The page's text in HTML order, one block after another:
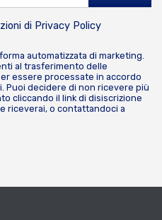
di Privacy Policy
automatizzata di marketing.
al trasferimento delle
essere processate in accordo
. Puoi decidere di non ricevere più
cliccando il link di disiscrizione
riceverai, o contattandoci a